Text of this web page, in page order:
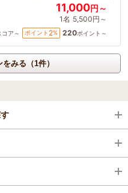
11,000円～
1名 5,500円～
コア～ ポイント 2% 220ポイント～
みる（1件）